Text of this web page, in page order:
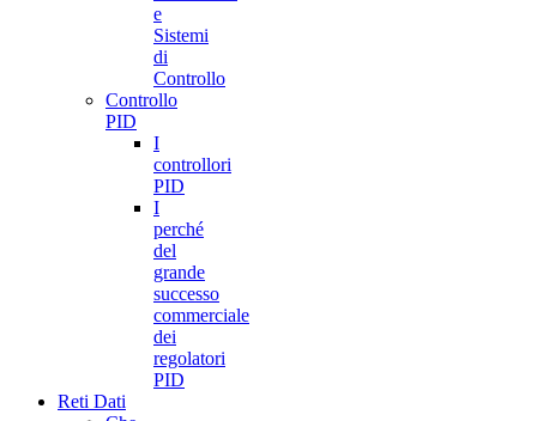
e
Sistemi
di
Controllo
Controllo
PID
I
controllori
PID
I
perché
del
grande
successo
commerciale
dei
regolatori
PID
Reti Dati